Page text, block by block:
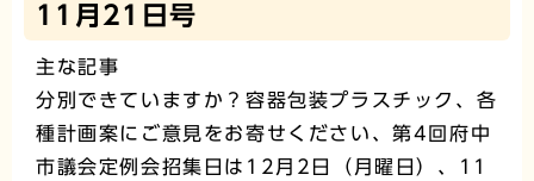
11月21日号
主な記事
分別できていますか？容器包装プラスチック、各
種計画案にご意見をお寄せください、第4回府中
市議会定例会招集日は12月2日（月曜日）、11